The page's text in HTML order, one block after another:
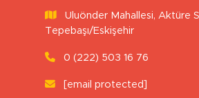
Uluönder Mahallesi, Aktüre
Tepebaşı/Eskişehir
0 (222) 503 16 76
[email protected]